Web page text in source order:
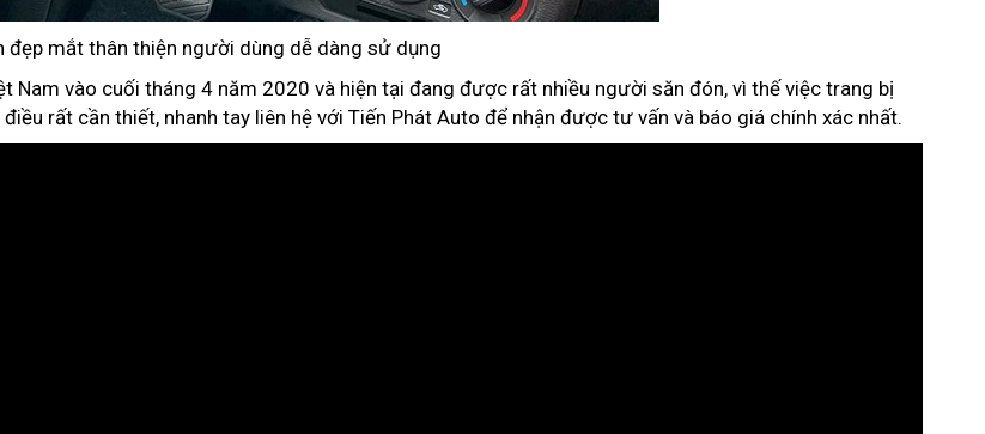
đẹp mắt thân thiện người dùng dễ dàng sử dụng
Nam vào cuối tháng 4 năm 2020 và hiện tại đang được rất nhiều người săn đón, vì thế việc trang bị
rất cần thiết, nhanh tay liên hệ với Tiến Phát Auto để nhận được tư vấn và báo giá chính xác nhất.